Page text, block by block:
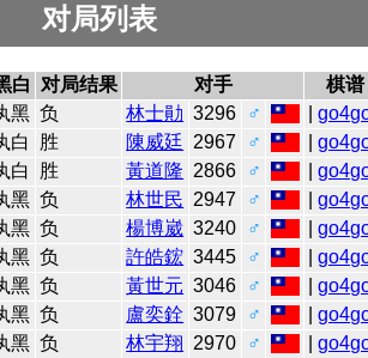
对局列表
白 对局结果 对手
棋谱
黑 负 林士勛 3296 ♂ |
白 胜 陳威廷 2967 ♂ |
白 胜 黃道隆 2866 ♂ |
黑 负 林世民 2947 ♂ |
黑 负 楊博崴 3240 ♂ |
黑 负 許皓鋐 3445 ♂ |
黑 负 黃世元 3046 ♂ |
黑 负 盧奕銓 3079 ♂ |
黑 负 林宇翔 2970 ♂ |